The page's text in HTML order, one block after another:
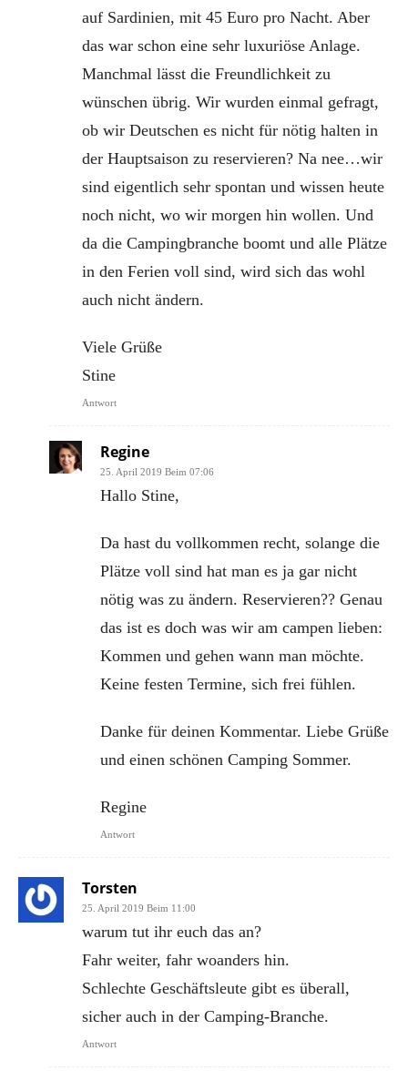
auf Sardinien, mit 45 Euro pro Nacht. Aber
das war schon eine sehr luxuriöse Anlage.
Manchmal lässt die Freundlichkeit zu
wünschen übrig. Wir wurden einmal gefragt,
ob wir Deutschen es nicht für nötig halten in
der Hauptsaison zu reservieren? Na nee…wir
sind eigentlich sehr spontan und wissen heute
noch nicht, wo wir morgen hin wollen. Und
da die Campingbranche boomt und alle Plätze
in den Ferien voll sind, wird sich das wohl
auch nicht ändern.
Viele Grüße
Stine
Antwort
Regine
25. April 2019 Beim 07:06
Hallo Stine,
Da hast du vollkommen recht, solange die
Plätze voll sind hat man es ja gar nicht
nötig was zu ändern. Reservieren?? Genau
das ist es doch was wir am campen lieben:
Kommen und gehen wann man möchte.
Keine festen Termine, sich frei fühlen.
Danke für deinen Kommentar. Liebe Grüße
und einen schönen Camping Sommer.
Regine
Antwort
Torsten
25. April 2019 Beim 11:00
warum tut ihr euch das an?
Fahr weiter, fahr woanders hin.
Schlechte Geschäftsleute gibt es überall,
sicher auch in der Camping-Branche.
Antwort